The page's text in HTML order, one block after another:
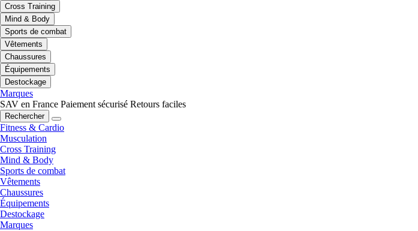
Cross Training
Mind & Body
Sports de combat
Vêtements
Chaussures
Équipements
Destockage
Marques
SAV en France Paiement sécurisé Retours faciles
Rechercher
Fitness & Cardio
Musculation
Cross Training
Mind & Body
Sports de combat
Vêtements
Chaussures
Équipements
Destockage
Marques